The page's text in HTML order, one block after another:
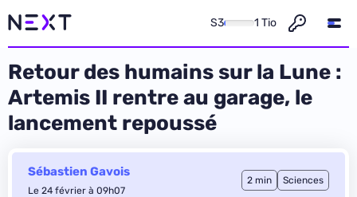
S3 1 Tio
Retour des humains sur la Lune :
Artemis II rentre au garage, le
lancement repoussé
Sébastien Gavois
Le 24 février à 09h07
2 min Sciences